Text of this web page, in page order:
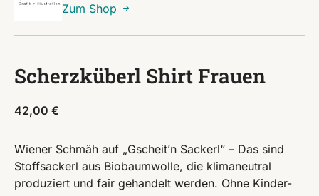
Zum Shop
Scherzküberl Shirt Frauen
42,00 €
Wiener Schmäh auf „Gscheit’n Sackerl“ – Das sind
Stoffsackerl aus Biobaumwolle, die klimaneutral
produziert und fair gehandelt werden. Ohne Kinder-